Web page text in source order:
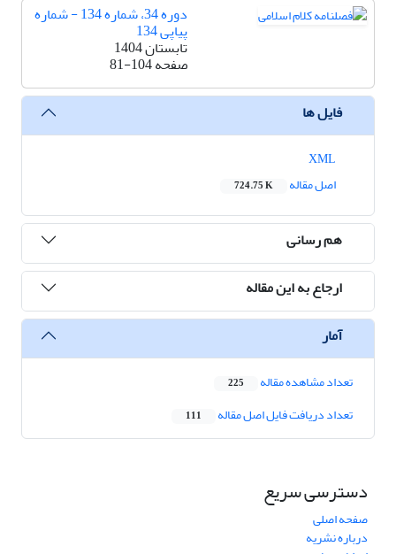
دوره 34، شماره 134 - شماره
پیاپی 134
تابستان 1404
صفحه81-104
فایل ها
اصل مقاله
724.75 K
هم رسانی
ارجاع به این مقاله
آمار
تعداد مشاهده مقاله 225
تعداد دریافت فایل اصل مقاله 111
دسترسی سریع
صفحه اصلی
درباره نشریه